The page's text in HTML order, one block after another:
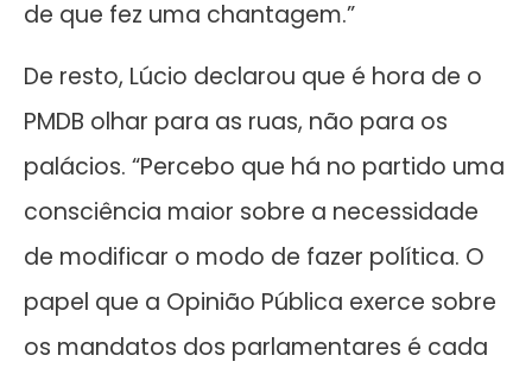
de que fez uma chantagem.”
De resto, Lúcio declarou que é hora de o
PMDB olhar para as ruas, não para os
palácios. “Percebo que há no partido uma
consciência maior sobre a necessidade
de modificar o modo de fazer política. O
papel que a Opinião Pública exerce sobre
os mandatos dos parlamentares é cada